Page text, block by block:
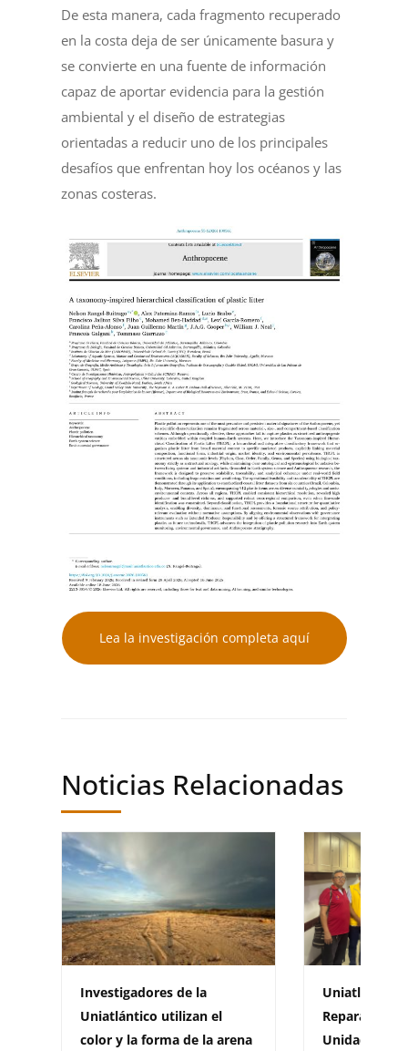
De esta manera, cada fragmento recuperado
en la costa deja de ser únicamente basura y
se convierte en una fuente de información
capaz de aportar evidencia para la gestión
ambiental y el diseño de estrategias
orientadas a reducir uno de los principales
desafíos que enfrentan hoy los océanos y las
zonas costeras.
Lea la investigación completa aquí
Noticias Relacionadas
Investigadores de la
Uniatlántico utilizan el
color y la forma de la arena
Uniatlántico
Reparación
Unidad para